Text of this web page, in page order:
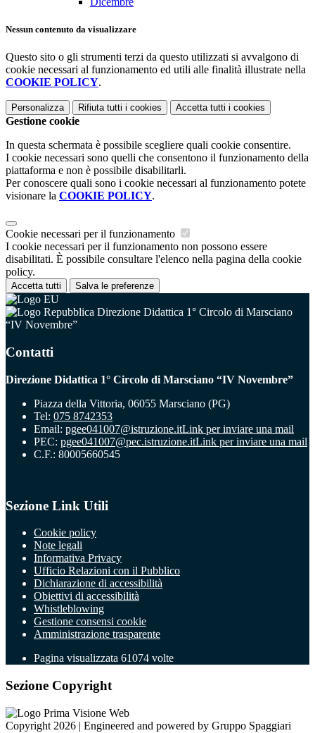
Nessun contenuto da visualizzare
Questo sito o gli strumenti terzi da questo utilizzati si avvalgono di
cookie necessari al funzionamento ed utili alle finalità illustrate nella
COOKIE POLICY.
Personalizza Rifiuta tutti i cookies Accetta tutti i cookies
Gestione cookie
In questa schermata è possibile scegliere quali cookie consentire.
I cookie necessari sono quelli che consentono il funzionamento della
piattaforma e non è possibile disabilitarli.
Per conoscere quali sono i cookie necessari al funzionamento potete
visionare la COOKIE POLICY.
Cookie necessari per il funzionamento
I cookie necessari per il funzionamento non possono essere
disabilitati. È possibile consultare l'elenco nella pagina della cookie
policy.
Accetta tutti Salva le preferenze
Direzione Didattica 1° Circolo di Marsciano
“IV Novembre”
Contatti
Direzione Didattica 1° Circolo di Marsciano “IV Novembre”
Piazza della Vittoria, 06055 Marsciano (PG)
Tel: 075 8742353
Email: pgee041007@istruzione.itLink per inviare una mail
PEC: pgee041007@pec.istruzione.itLink per inviare una mail
C.F.: 80005660545
Sezione Link Utili
Cookie policy
Note legali
Informativa Privacy
Ufficio Relazioni con il Pubblico
Dichiarazione di accessibilità
Obiettivi di accessibilità
Whistleblowing
Gestione consensi cookie
Amministrazione trasparente
Pagina visualizzata 61074 volte
Sezione Copyright
Copyright 2026 | Engineered and powered by Gruppo Spaggiari